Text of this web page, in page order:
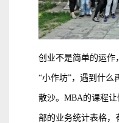
创业不是简单的运作
“小作坊”，遇到什么
散沙。MBA的课程
部的业务统计表格，